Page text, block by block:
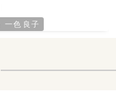
一色 良子